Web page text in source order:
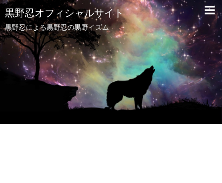
黒野忍オフィシャルサイト
黒野忍による黒野忍の黒野イズム